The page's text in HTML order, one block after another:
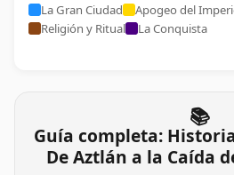
La Gran Ciudad
Apogeo del
Religión y Ritual
La Conquista
📚
Guía completa:
De Aztlán a la Caída